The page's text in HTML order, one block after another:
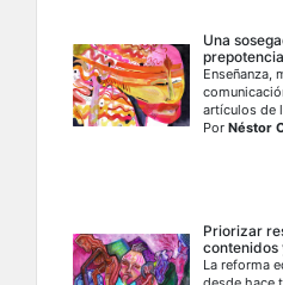
Una
prepotencia
Enseñanza,
artículos de
PorNéstor
Priorizar
contenidos
La reforma